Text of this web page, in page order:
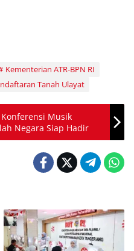
Kementerian ATR-BPN RI
Tanah Ulayat
Musik
Negara Siap Hadir